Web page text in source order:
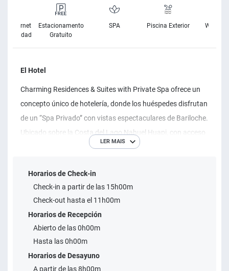
a Internet
Velocidad
Estacionamento
Gratuito
SPA Piscina Exterior Wifi
El Hotel
Charming Residences & Suites with Private Spa ofrece un
concepto único de hotelería, donde los huéspedes disfrutan
de un “Spa Privado” con vistas espectaculares de Bariloche.
Ubicado sobre la Costa del Lago Nahuel Huapi, con acceso
a restaurante, piscina, jacuzzis, gimnasio y playa. Las
escocesas con aromacolor terapia.
LER MAIS
Horarios de Check-in
Check-in a partir de las 15h00m
Check-out hasta el 11h00m
Horarios de Recepción
Abierto de las 0h00m
Hasta las 0h00m
Horarios de Desayuno
A partir de las 8h00m